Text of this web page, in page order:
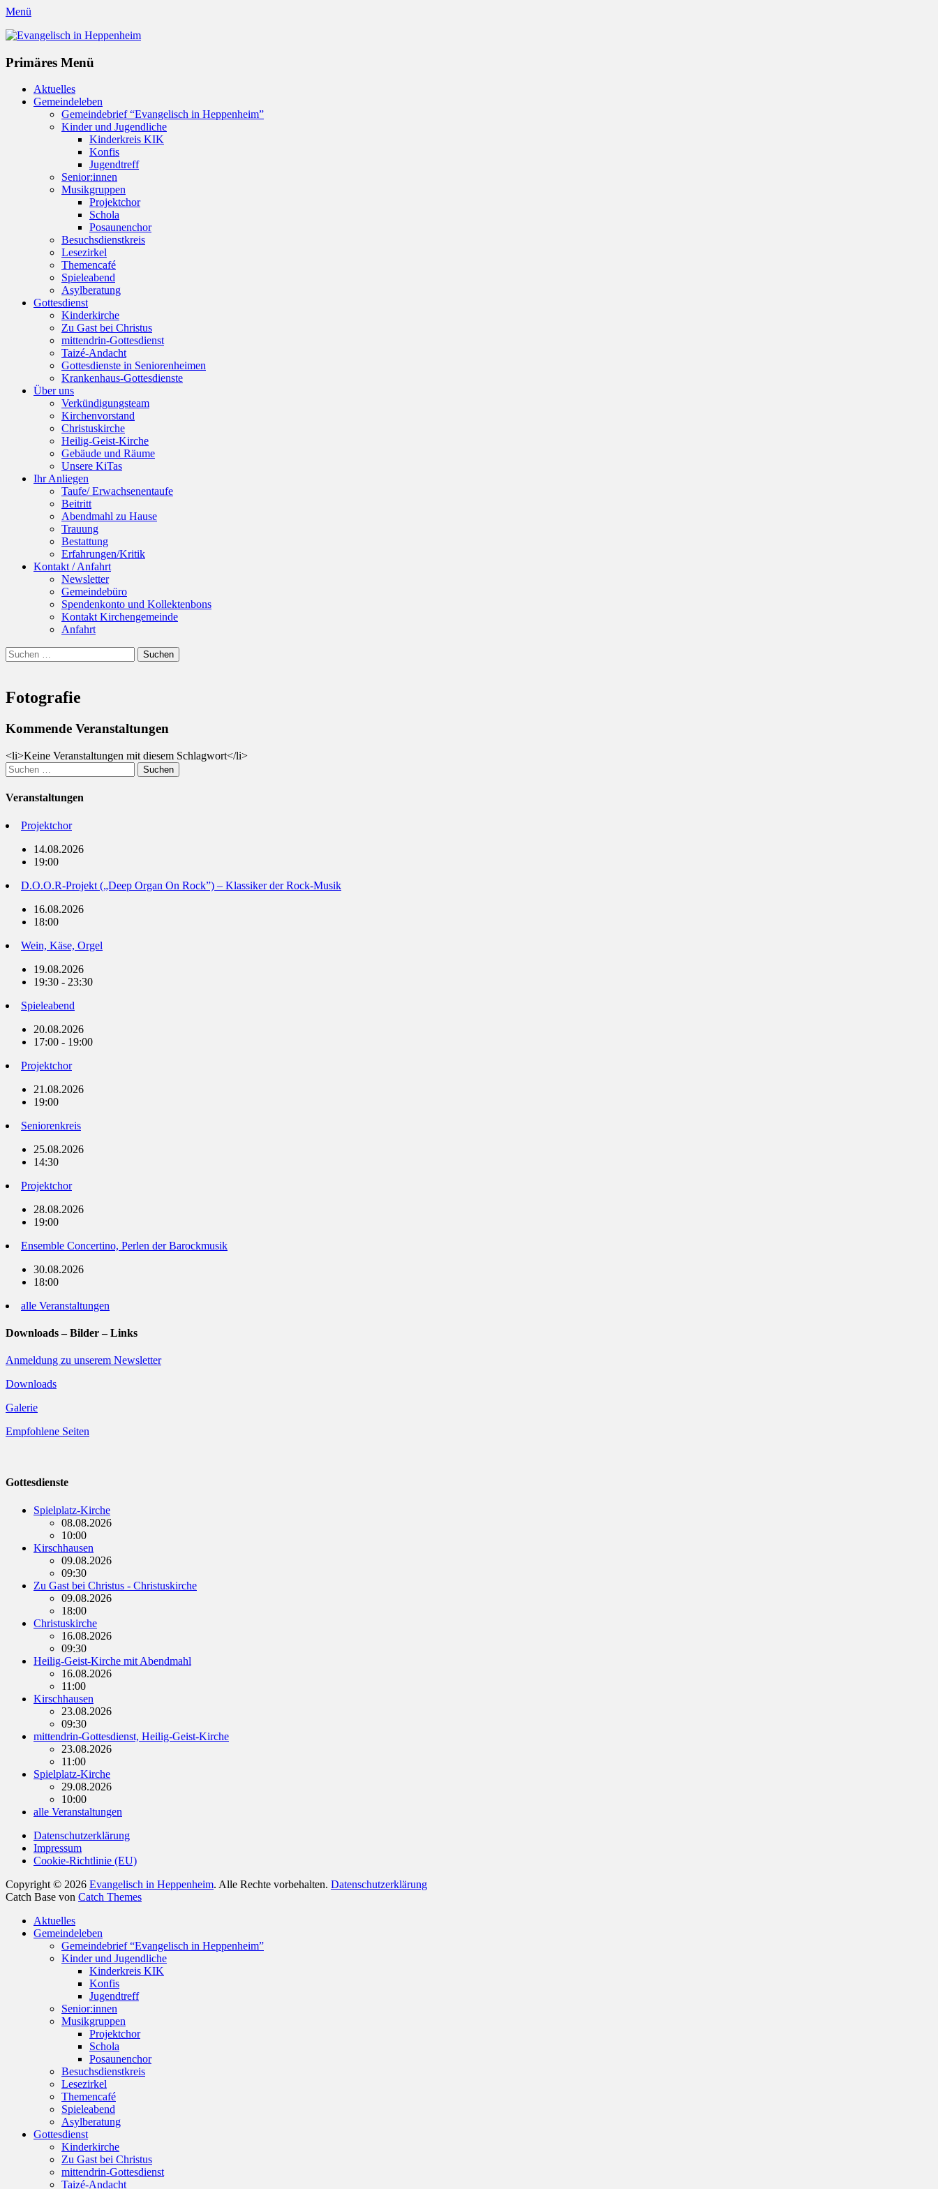
Menü
Evangelisch in Heppenheim
Primäres Menü
Zum
Inhalt
Aktuelles
Gemeindeleben
Gemeindebrief “Evangelisch in Heppenheim”
Kinder und Jugendliche
Kinderkreis KIK
Konfis
Jugendtreff
Senior:innen
Musikgruppen
Projektchor
Schola
Posaunenchor
Besuchsdienstkreis
Lesezirkel
Themencafé
Spieleabend
Asylberatung
Gottesdienst
Kinderkirche
Zu Gast bei Christus
mittendrin-Gottesdienst
Taizé-Andacht
Gottesdienste in Seniorenheimen
Krankenhaus-Gottesdienste
Über uns
Verkündigungsteam
Kirchenvorstand
Christuskirche
Heilig-Geist-Kirche
Gebäude und Räume
Unsere KiTas
Ihr Anliegen
Taufe/ Erwachsenentaufe
Beitritt
Abendmahl zu Hause
Trauung
Bestattung
Erfahrungen/Kritik
Kontakt / Anfahrt
Newsletter
Gemeindebüro
Spendenkonto und Kollektenbons
Kontakt Kirchengemeinde
Anfahrt
Suchen
Suchen
nach:
Fotografie
Kommende Veranstaltungen
<li>Keine Veranstaltungen mit diesem Schlagwort</li>
Suchen
nach:
Veranstaltungen
Projektchor
14.08.2026
19:00
D.O.O.R-Projekt („Deep Organ On Rock”) – Klassiker der Rock-Musik
16.08.2026
18:00
Wein, Käse, Orgel
19.08.2026
19:30 - 23:30
Spieleabend
20.08.2026
17:00 - 19:00
Projektchor
21.08.2026
19:00
Seniorenkreis
25.08.2026
14:30
Projektchor
28.08.2026
19:00
Ensemble Concertino, Perlen der Barockmusik
30.08.2026
18:00
alle Veranstaltungen
Downloads – Bilder – Links
Anmeldung zu unserem Newsletter
Downloads
Galerie
Empfohlene Seiten
Gottesdienste
Spielplatz-Kirche
08.08.2026
10:00
Kirschhausen
09.08.2026
09:30
Zu Gast bei Christus - Christuskirche
09.08.2026
18:00
Christuskirche
16.08.2026
09:30
Heilig-Geist-Kirche mit Abendmahl
16.08.2026
11:00
Kirschhausen
23.08.2026
09:30
mittendrin-Gottesdienst, Heilig-Geist-Kirche
23.08.2026
11:00
Spielplatz-Kirche
29.08.2026
10:00
alle Veranstaltungen
Datenschutzerklärung
Impressum
Cookie-Richtlinie (EU)
Copyright © 2026 Evangelisch in Heppenheim. Alle Rechte vorbehalten. Datenschutzerklärung
Catch Base von Catch Themes
oben
scrollen
Aktuelles
Gemeindeleben
Gemeindebrief “Evangelisch in Heppenheim”
Kinder und Jugendliche
Kinderkreis KIK
Konfis
Jugendtreff
Senior:innen
Musikgruppen
Projektchor
Schola
Posaunenchor
Besuchsdienstkreis
Lesezirkel
Themencafé
Spieleabend
Asylberatung
Gottesdienst
Kinderkirche
Zu Gast bei Christus
mittendrin-Gottesdienst
Taizé-Andacht